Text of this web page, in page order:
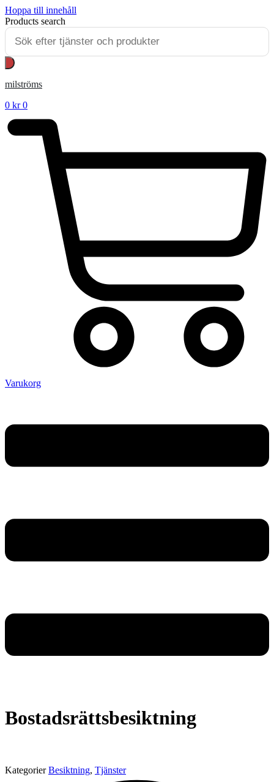
Hoppa till innehåll
Products search
milströms
0 kr 0
Varukorg
Bostadsrättsbesiktning
Kategorier Besiktning, Tjänster